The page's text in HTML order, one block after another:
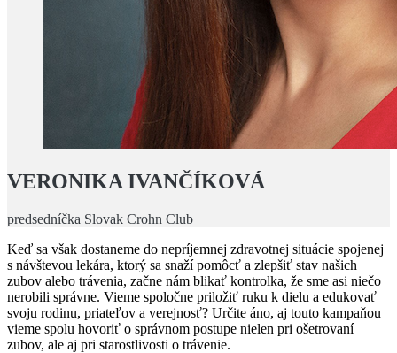
VERONIKA IVANČÍKOVÁ
predsedníčka Slovak Crohn Club
Keď sa však dostaneme do nepríjemnej zdravotnej situácie spojenej
s návštevou lekára, ktorý sa snaží pomôcť a zlepšiť stav našich
zubov alebo trávenia, začne nám blikať kontrolka, že sme asi niečo
nerobili správne. Vieme spoločne priložiť ruku k dielu a edukovať
svoju rodinu, priateľov a verejnosť? Určite áno, aj touto kampaňou
vieme spolu hovoriť o správnom postupe nielen pri ošetrovaní
zubov, ale aj pri starostlivosti o trávenie.